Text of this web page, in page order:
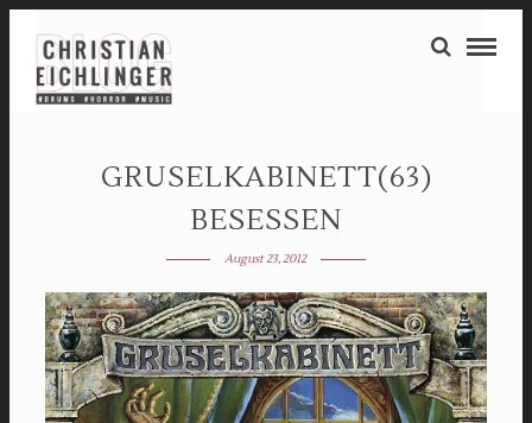
GRUSELKABINETT(63)
BESESSEN
August 23, 2012